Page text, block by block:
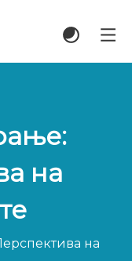
на
на